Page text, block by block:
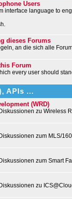
Users
interface language to
dieses Forums
an die sich alle
Forum
every user should
APIs ...
(WRD)
zu Wireless
zum MLS/
zum Smart
zu